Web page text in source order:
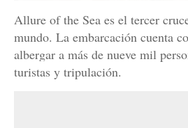
Allure of the Sea es el tercer
mundo. La embarcación cuenta
albergar a más de nueve mil
turistas y tripulación.